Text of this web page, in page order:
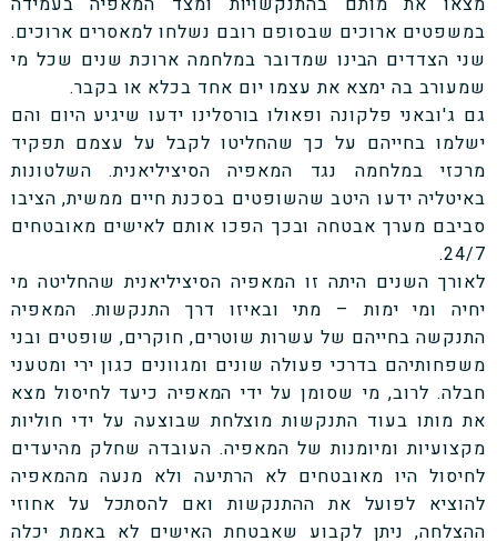
במשפטים ארוכים שבסופם רובם נשלחו למאסרים ארוכים.
שני הצדדים הבינו שמדובר במלחמה ארוכת שנים שכל מי
שמעורב בה ימצא את עצמו יום אחד בכלא או בקבר.
גם ג'ובאני פלקונה ופאולו בורסלינו ידעו שיגיע היום והם
ישלמו בחייהם על כך שהחליטו לקבל על עצמם תפקיד
מרכזי במלחמה נגד המאפיה הסיציליאנית. השלטונות
באיטליה ידעו היטב שהשופטים בסכנת חיים ממשית, הציבו
סביבם מערך אבטחה ובכך הפכו אותם לאישים מאובטחים
24/7.
לאורך השנים היתה זו המאפיה הסיציליאנית שהחליטה מי
יחיה ומי ימות – מתי ובאיזו דרך התנקשות. המאפיה
התנקשה בחייהם של עשרות שוטרים, חוקרים, שופטים ובני
משפחותיהם בדרכי פעולה שונים ומגוונים כגון ירי ומטעני
חבלה. לרוב, מי שסומן על ידי המאפיה כיעד לחיסול מצא
את מותו בעוד התנקשות מוצלחת שבוצעה על ידי חוליות
מקצועיות ומיומנות של המאפיה. העובדה שחלק מהיעדים
לחיסול היו מאובטחים לא הרתיעה ולא מנעה מהמאפיה
להוציא לפועל את ההתנקשות ואם להסתכל על אחוזי
ההצלחה, ניתן לקבוע שאבטחת האישים לא באמת יכלה